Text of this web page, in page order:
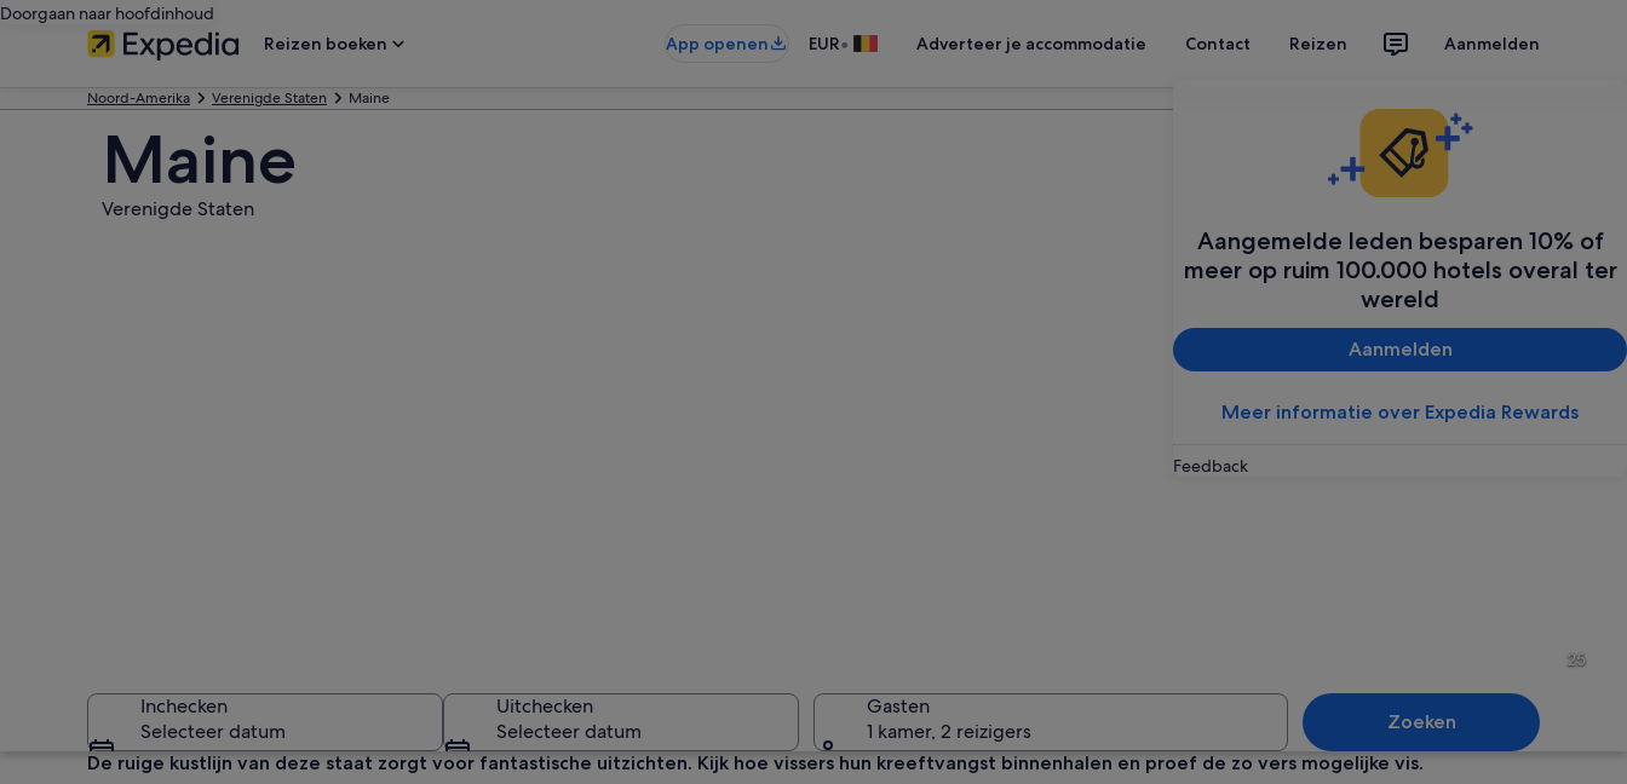
Doorgaan naar hoofdinhoud
Reizen boeken
App openen EUR• Adverteer je accommodatie Contact Reizen Aanmelden
Aangemelde leden besparen 10% of
meer op ruim 100.000 hotels overal ter
wereld
Aanmelden
Meer informatie over Expedia Rewards
Feedback
Noord-Amerika Verenigde Staten Maine
Maine
Verenigde Staten
25
Inchecken
Selecteer datum
Uitchecken
Selecteer datum
Gasten
1 kamer, 2 reizigers
Zoeken
De ruige kustlijn van deze staat zorgt voor fantastische uitzichten. Kijk hoe vissers hun kreeftvangst binnenhalen en proef de zo vers mogelijke vis.